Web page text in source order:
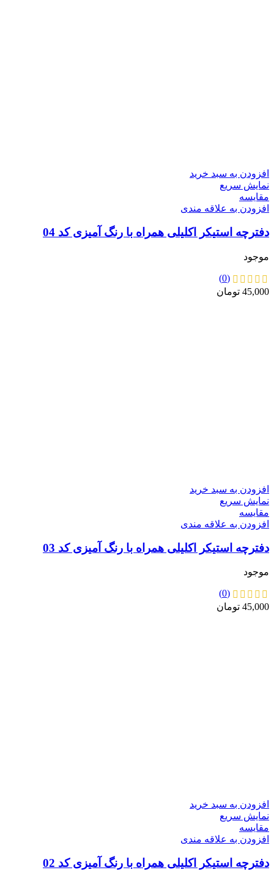
افزودن به سبد خرید
نمایش سریع
مقايسه
افزودن به علاقه مندی
دفترچه استیکر اکلیلی همراه با رنگ آمیزی کد 04
موجود
(0)
45,000 تومان
افزودن به سبد خرید
نمایش سریع
مقايسه
افزودن به علاقه مندی
دفترچه استیکر اکلیلی همراه با رنگ آمیزی کد 03
موجود
(0)
45,000 تومان
افزودن به سبد خرید
نمایش سریع
مقايسه
افزودن به علاقه مندی
دفترچه استیکر اکلیلی همراه با رنگ آمیزی کد 02